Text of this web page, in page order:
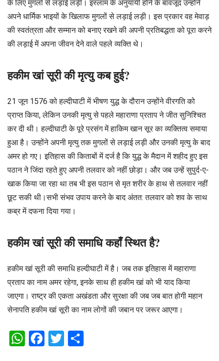
के लिए मुगलों से लड़ाई लड़ी। इस्लाम के अनुयायी होने के बावजूद उन्होंने
अपने धार्मिक भाइयों के खिलाफ मुगलों से लड़ाई लड़ी। इस प्रकार वह मेवाड़
की स्वतंत्रता और सम्मान को बनाए रखने की अपनी प्रतिबद्धता को पूरा करने
की लड़ाई में अपना जीवन देने वाले पहले व्यक्ति थे।
हकीम खां सूरी की मृत्यु कब हुई?
21 जून 1576 को हल्दीघाटी में भीषण युद्ध के दौरान उन्होंने वीरगति को
प्राप्त किया, लेकिन उनकी मृत्यु से पहले महाराणा प्रताप ने जीत सुनिश्चित
कर दी थी। हल्दीघाटी के पूरे प्रसंग में हाकिम खान सूर का व्यक्तित्व समाया
हुआ है। उन्होंने अपनी मृत्यु तक मुगलों से लड़ाई लड़ी और उनकी मृत्यु के बाद
अमर हो गए। इतिहास की किताबों में दर्ज है कि युद्ध के मैदान में शहीद हुए इस
पठान ने जिंदा रहते हुए अपनी तलवार को नहीं छोड़ा। और जब उन्हें सुपुर्द-ए-
खाक किया जा रहा था तब भी इस पठान से मृत शरीर के हाथ से तलवार नहीं
छूट सकी थी।सभी संभव उपाय करने के बाद अंतत: तलवार को शव के साथ
कब्र में दफना दिया गया।
हकीम खां सूरी की समाधि कहाँ स्थित है?
हकीम खां सूरी की समाधि हल्दीघाटी में है। जब तक इतिहास में महाराणा
प्रताप का नाम अमर रहेगा, इनके साथ ही हकीम खां को भी याद किया
जाएगा। राष्ट्र की एकता अखंडता और सुरक्षा की जब जब बात होगी महान
सेनापति हकीम खां सूरी का नाम लोगों की जबान पर जरूर आएगा।
WhatsApp
Facebook
Twitter